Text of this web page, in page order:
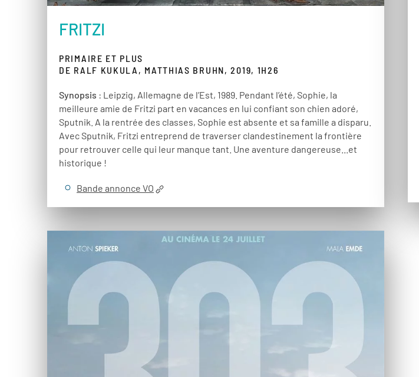
FRITZI
PRIMAIRE ET PLUS
DE RALF KUKULA, MATTHIAS BRUHN, 2019, 1H26
Synopsis : Leipzig, Allemagne de l’Est, 1989. Pendant l’été, Sophie, la
meilleure amie de Fritzi part en vacances en lui confiant son chien adoré,
Sputnik. A la rentrée des classes, Sophie est absente et sa famille a disparu.
Avec Sputnik, Fritzi entreprend de traverser clandestinement la frontière
pour retrouver celle qui leur manque tant. Une aventure dangereuse...et
historique !
Bande annonce VO